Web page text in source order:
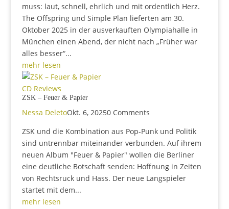
muss: laut, schnell, ehrlich und mit ordentlich Herz.
The Offspring und Simple Plan lieferten am 30.
Oktober 2025 in der ausverkauften Olympiahalle in
München einen Abend, der nicht nach „Früher war
alles besser“...
mehr lesen
CD Reviews
ZSK – Feuer & Papier
Nessa DeletoOkt. 6, 20250 Comments
ZSK und die Kombination aus Pop-Punk und Politik
sind untrennbar miteinander verbunden. Auf ihrem
neuen Album "Feuer & Papier" wollen die Berliner
eine deutliche Botschaft senden: Hoffnung in Zeiten
von Rechtsruck und Hass. Der neue Langspieler
startet mit dem...
mehr lesen